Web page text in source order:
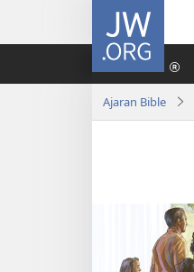
JW.ORG
Ajaran Bible